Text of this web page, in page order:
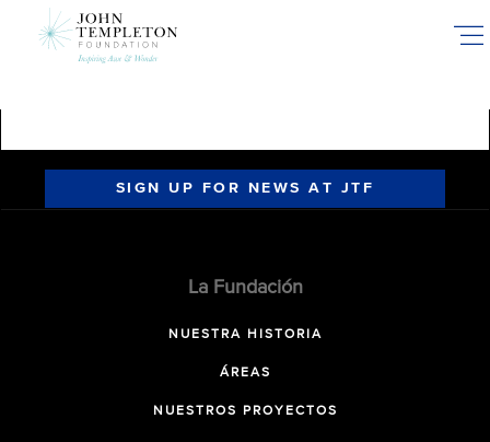
SIGN UP FOR NEWS AT JTF
La Fundación
NUESTRA HISTORIA
ÁREAS
NUESTROS PROYECTOS